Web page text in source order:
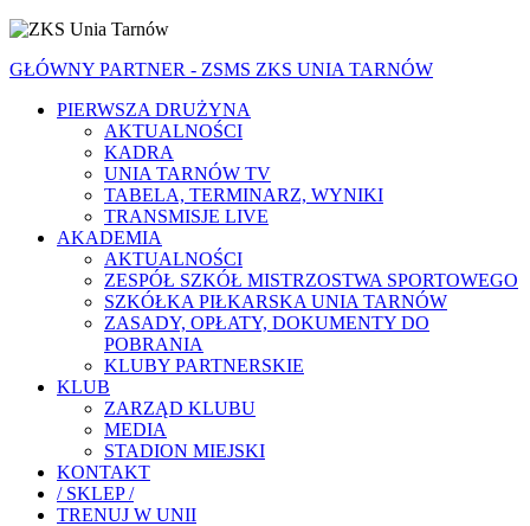
GŁÓWNY PARTNER - ZSMS ZKS UNIA TARNÓW
PIERWSZA DRUŻYNA
AKTUALNOŚCI
KADRA
UNIA TARNÓW TV
TABELA, TERMINARZ, WYNIKI
TRANSMISJE LIVE
AKADEMIA
AKTUALNOŚCI
ZESPÓŁ SZKÓŁ MISTRZOSTWA SPORTOWEGO
SZKÓŁKA PIŁKARSKA UNIA TARNÓW
ZASADY, OPŁATY, DOKUMENTY DO
POBRANIA
KLUBY PARTNERSKIE
KLUB
ZARZĄD KLUBU
MEDIA
STADION MIEJSKI
KONTAKT
/ SKLEP /
TRENUJ W UNII